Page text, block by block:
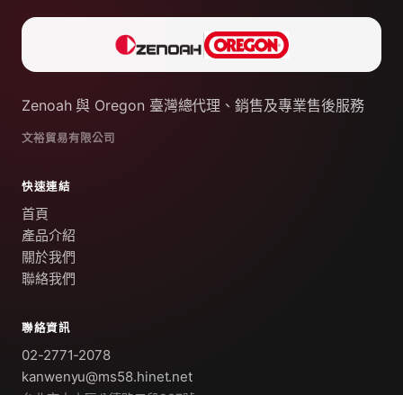
Zenoah 與 Oregon 臺灣總代理、銷售及專業售後服務
文裕貿易有限公司
快速連結
首頁
產品介紹
關於我們
聯絡我們
聯絡資訊
02-2771-2078
kanwenyu@ms58.hinet.net